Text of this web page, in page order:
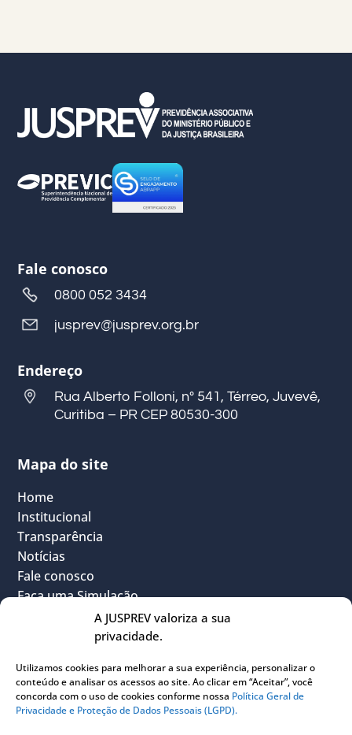
A JUSPREV valoriza a sua
privacidade.
Utilizamos cookies para melhorar a sua experiência, personalizar o
conteúdo e analisar os acessos ao site. Ao clicar em “Aceitar”, você
concorda com o uso de cookies conforme nossa Política Geral de
Privacidade e Proteção de Dados Pessoais (LGPD).
Fale conosco
0800 052 3434
jusprev@jusprev.org.br
Endereço
Rua Alberto Folloni, nº 541, Térreo, Juvevê,
Curitiba – PR CEP 80530-300
Mapa do site
Home
Institucional
Transparência
Notícias
Fale conosco
Faça uma Simulação
Sou Participante
Sou Instituidora
Conheça o PLANJUS